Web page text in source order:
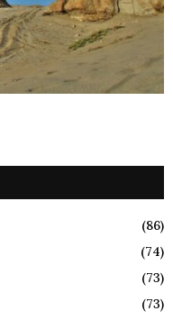
(86)
(74)
(73)
(73)